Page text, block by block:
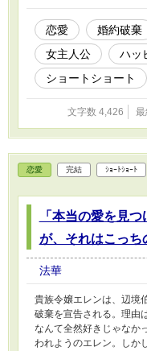
恋愛 婚約破棄
女主人公
ハッ
ショートショート
文字数 4,426
恋愛 完結 ｼｮｰﾄｼｮｰﾄ
「本当の愛を見
が、それはこっち
法華
貴族令嬢エレンは、辺境
破棄を宣告される。理由
なんて全然好きじゃなか
われようのエレン。しか